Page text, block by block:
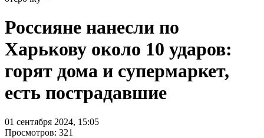
Россияне нанесли по
Харькову около 10 ударов:
горят дома и супермаркет,
есть пострадавшие
01 сентября 2024, 15:05
Просмотров: 321